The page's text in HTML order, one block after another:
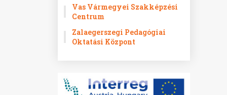
Vas Vármegyei Szakképzési
Centrum
Zalaegerszegi Pedagógiai
Oktatási Központ